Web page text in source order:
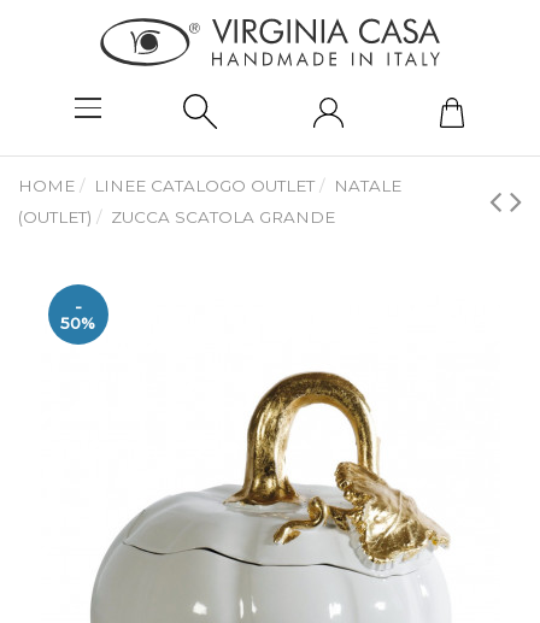
HOME LINEE CATALOGO OUTLET
NATALE
(OUTLET)
ZUCCA SCATOLA GRANDE
-
50%